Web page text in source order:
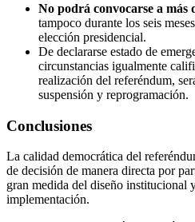
No podrá convocarse a más
tampoco durante los seis
elección presidencial.
De declararse estado de
circunstancias igualmente
realización del referéndum,
suspensión y reprogramación.
Conclusiones
La calidad democrática del
de decisión de manera directa por
gran medida del diseño institucional
implementación.